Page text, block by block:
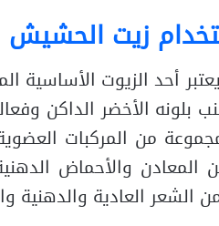
زيت الحشيش
أحد الزيوت الأساسية
بلونه الأخضر الداكن
من المركبات
المعادن والأحماض
الشعر العادية والدهنية